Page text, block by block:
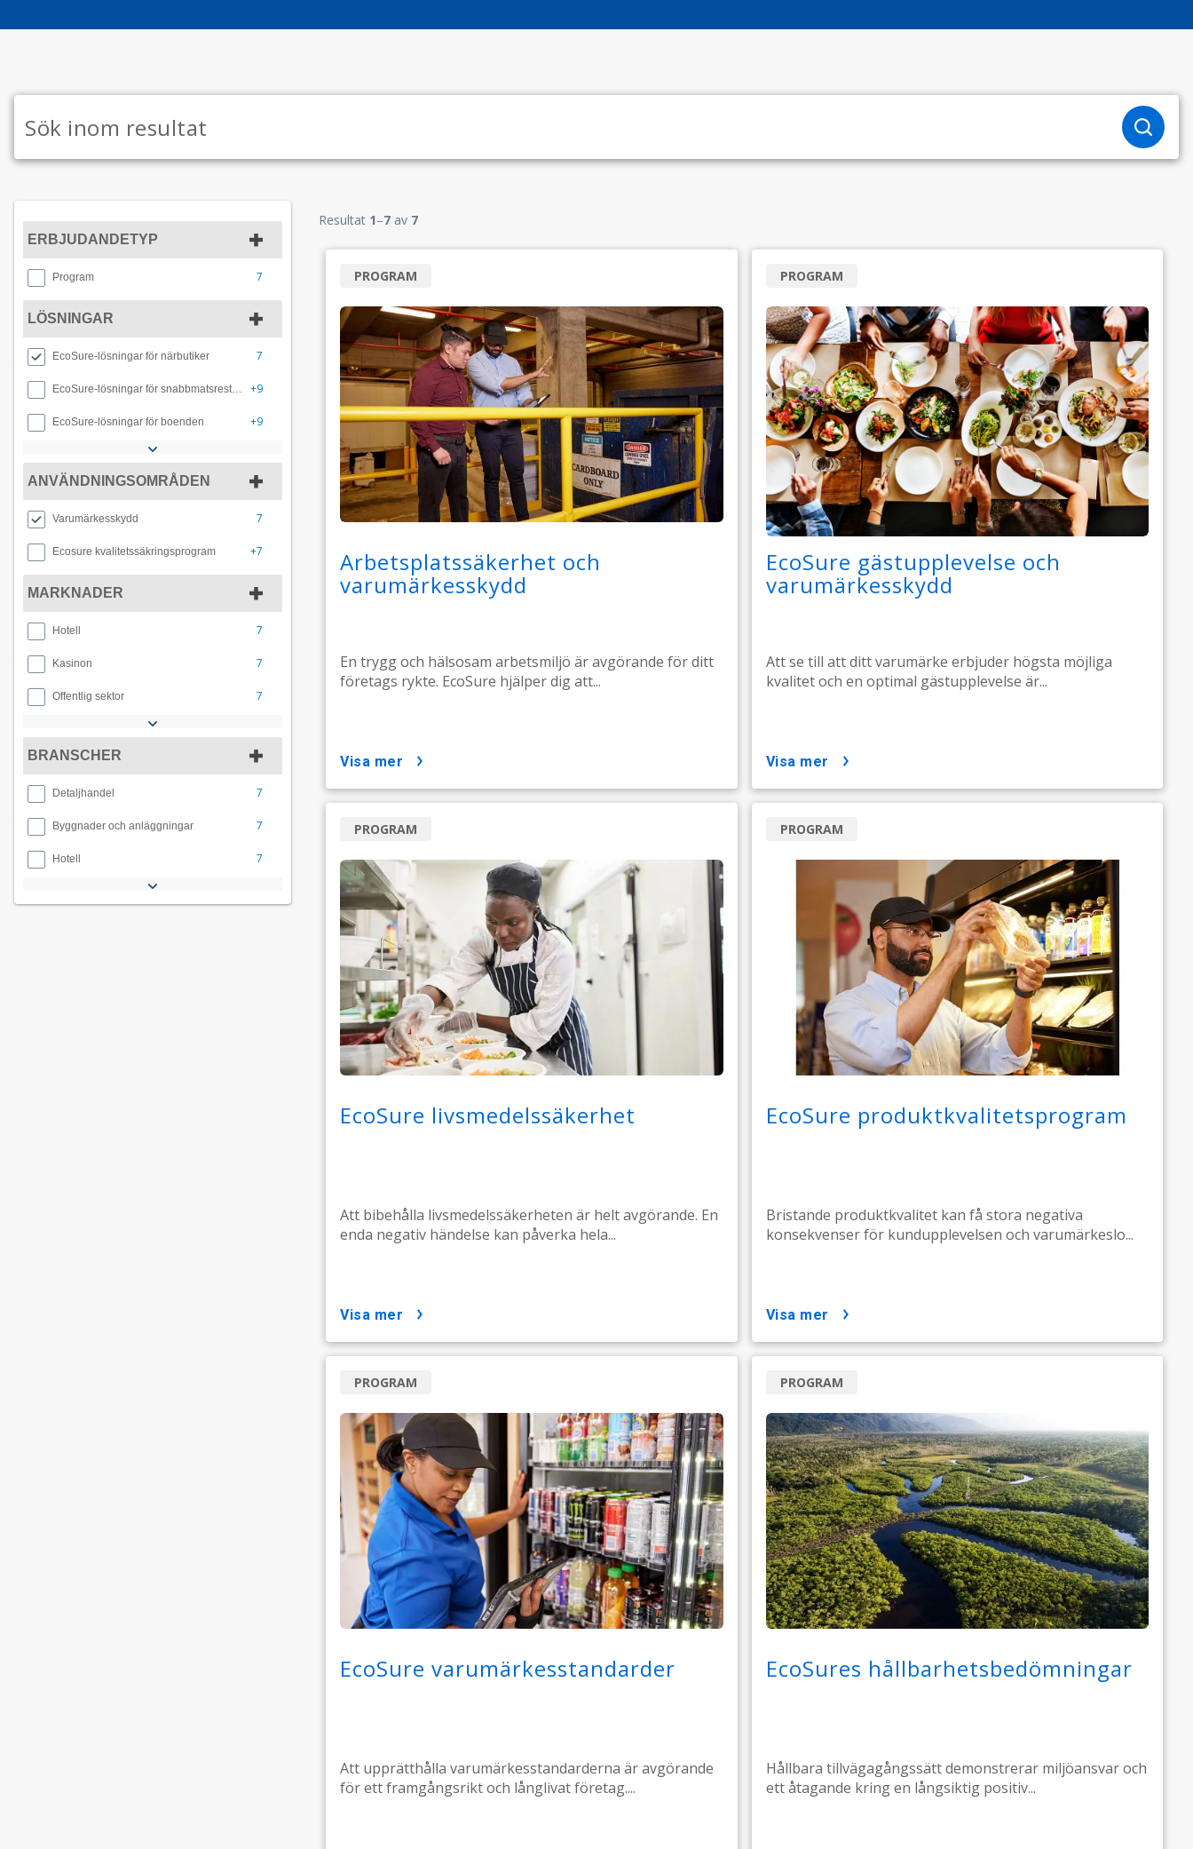
ERBJUDANDETYP
Program 7
LÖSNINGAR
EcoSure-lösningar för närbutiker 7
EcoSure-lösningar för snabbmatsrestauranger +9
EcoSure-lösningar för boenden +9
ANVÄNDNINGSOMRÅDEN
Varumärkesskydd 7
Ecosure kvalitetssäkringsprogram +7
MARKNADER
Hotell 7
Kasinon 7
Offentlig sektor 7
BRANSCHER
Detaljhandel 7
Byggnader och anläggningar 7
Hotell 7
Resultat 1–7 av 7
Arbetsplatssäkerhet och
varumärkesskydd
En trygg och hälsosam arbetsmiljö är avgörande för ditt
företags rykte. EcoSure hjälper dig att...
PROGRAM
visa mer
EcoSure gästupplevelse och
varumärkesskydd
Att se till att ditt varumärke erbjuder högsta möjliga
kvalitet och en optimal gästupplevelse är...
PROGRAM
visa mer
EcoSure livsmedelssäkerhet
Att bibehålla livsmedelssäkerheten är helt avgörande. En
enda negativ händelse kan påverka hela...
PROGRAM
visa mer
EcoSure produktkvalitetsprogram
Bristande produktkvalitet kan få stora negativa
konsekvenser för kundupplevelsen och varumärkeslo...
PROGRAM
visa mer
EcoSure varumärkesstandarder
Att upprätthålla varumärkesstandarderna är avgörande
för ett framgångsrikt och långlivat företag....
PROGRAM
EcoSures hållbarhetsbedömningar
Hållbara tillvägagångssätt demonstrerar miljöansvar och
ett åtagande kring en långsiktig positiv...
PROGRAM